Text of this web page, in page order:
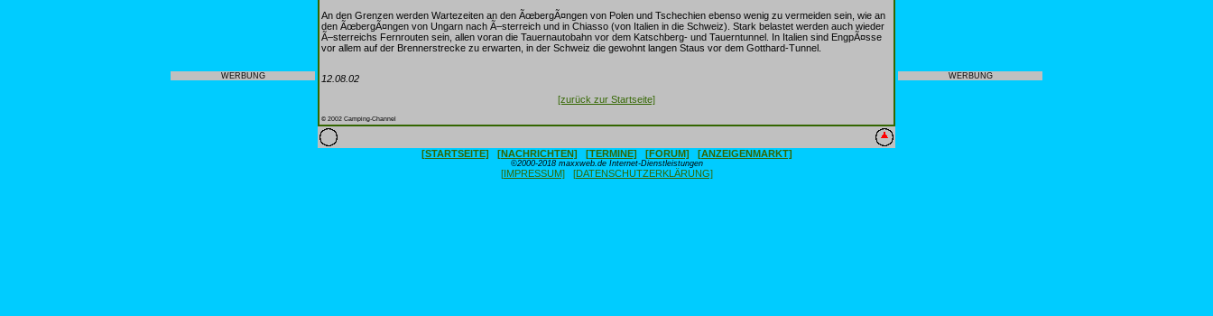
WERBUNG
An den Grenzen werden Wartezeiten an den ÃœbergÃ¤ngen von Polen und Tschechien ebenso wenig zu vermeiden sein, wie an
den ÃœbergÃ¤ngen von Ungarn nach Ã–sterreich und in Chiasso (von Italien in die Schweiz). Stark belastet werden auch wieder
Ã–sterreichs Fernrouten sein, allen voran die Tauernautobahn vor dem Katschberg- und Tauerntunnel. In Italien sind EngpÃ¤sse
vor allem auf der Brennerstrecke zu erwarten, in der Schweiz die gewohnt langen Staus vor dem Gotthard-Tunnel.
12.08.02
[zurück zur Startseite]
© 2002 Camping-Channel
[STARTSEITE] [NACHRICHTEN] [TERMINE] [FORUM] [ANZEIGENMARKT]
©2000-2018 maxxweb.de Internet-Dienstleistungen
[IMPRESSUM] [DATENSCHUTZERKLÄRUNG]
WERBUNG